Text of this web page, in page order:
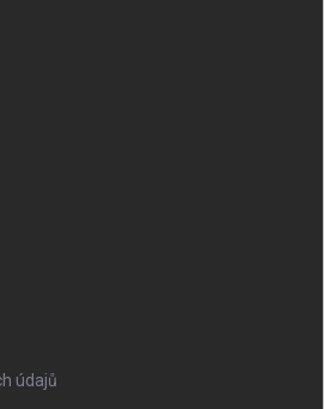
údajů